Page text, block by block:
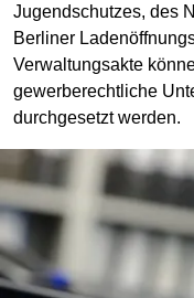
Jugendschutzes, des
Berliner
Verwaltungsakte
gewerberechtliche
durchgesetzt werden.